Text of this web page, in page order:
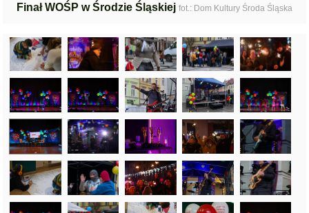
Finał WOŚP w Środzie Śląskiej fot.: Dom Kultury Środa Śląska